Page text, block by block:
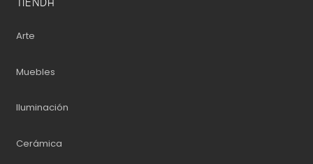
TIENDA
Arte
Muebles
Iluminación
Cerámica